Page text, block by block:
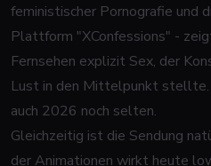
feministischer Pornografie und
Plattform "XConfessions" -
Fernsehen explizit Sex, der
Lust in den Mittelpunkt stellte.
auch 2026 noch selten.
Gleichzeitig ist die Sendung
der Animationen wirkt heute